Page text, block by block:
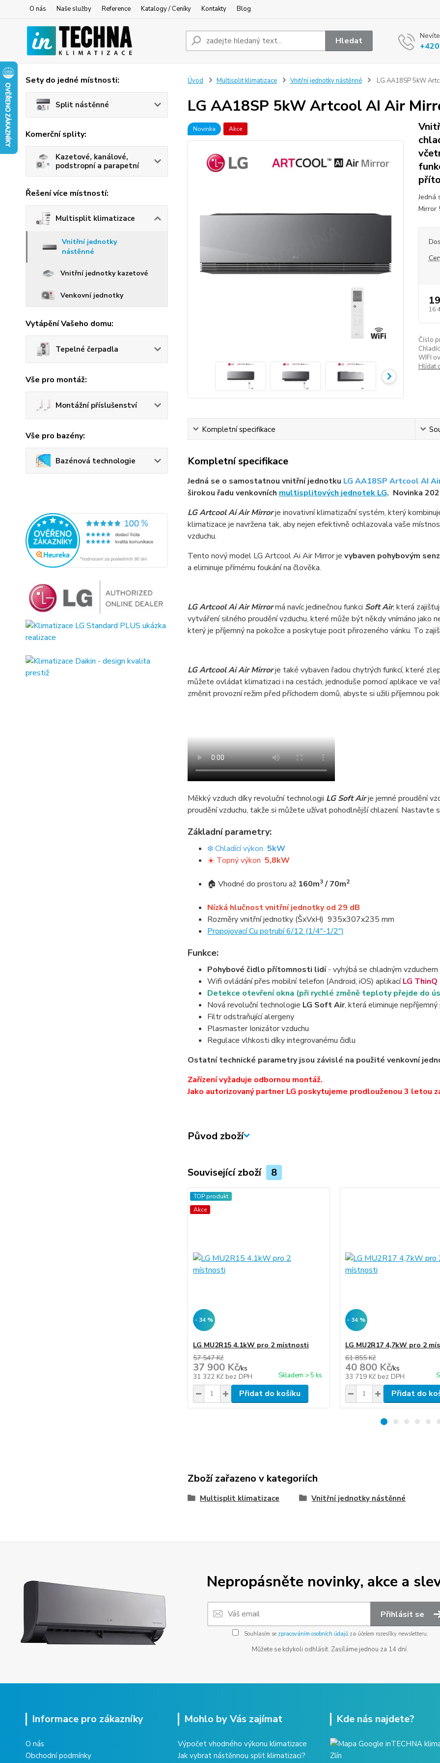
O nás Naše služby Reference Katalogy / Ceníky Kontakty Blog
Hledat
Sety do jedné místnosti:
Split nástěnné
Komerční splity:
Kazetové, kanálové,
podstropní a parapetní
Řešení více místností:
Multisplit klimatizace
Vnitřní jednotky
nástěnné
Vnitřní jednotky kazetové
Venkovní jednotky
Vytápění Vašeho domu:
Tepelné čerpadla
Vše pro montáž:
Montážní příslušenství
Vše pro bazény:
Bazénová technologie
Úvod Multisplit klimatizace Vnitřní jednotky nástěnné LG AA18SP 5kW
LG AA18SP 5kW Artcool AI Air
Novinka Akce
Jedná
Mirror
16
Číslo
WIFI
Hlídat
Kompletní specifikace
Kompletní specifikace
Jedná se o samostatnou vnitřní jednotku LG AA18SP Artcool AI
širokou řadu venkovních multisplitových jednotek LG. Novinka
LG Artcool Ai Air Mirrorje inovativní klimatizační systém, který
klimatizace je navržena tak, aby nejen efektivně ochlazovala vaše
vzduchu.
Tento nový model LG Artcool Ai Air Mirror je vybaven pohybovým
a eliminuje přímému foukání na člověka.
LG Artcool Ai Air Mirrormá navíc jedinečnou funkci Soft Air, která
vytváření silného proudění vzduchu, které může být někdy vnímáno jako
který je příjemný na pokožce a poskytuje pocit přirozeného vánku. To
LG Artcool Ai Air Mirrorje také vybaven řadou chytrých funkcí, které
můžete ovládat klimatizaci i na cestách, jednoduše pomocí aplikace ve
změnit provozní režim před příchodem domů, abyste si užili příjemnou
Měkký vzduch díky revoluční technologii LG Soft Airje jemné proudění
proudění vzduchu, takže si můžete užívat pohodlnější chlazení.
Základní parametry:
❄️ Chladící výkon 5kW
☀️ Topný výkon 5,8kW
🏠 Vhodné do prostoru až 160m3/ 70m2
Nízká hlučnost vnitřní jednotky od 29 dB
Rozměry vnitřní jednotky (ŠxVxH) 935x307x235 mm
Propojovací Cu potrubí 6/12 (1/4"-1/2")
Funkce:
Pohybové čidlo přítomnosti lidí- vyhýbá se chladným
Wifi ovládání přes mobilní telefon (Android, iOS) aplikacíLG ThinQ
Detekce otevření okna (při rychlé změně teploty přejde do
Nová revoluční technologie LG Soft Air, která eliminuje nepříjemný
Filtr odstraňující alergeny
Plasmaster Ionizátor vzduchu
Regulace vlhkosti díky integrovanému čidlu
Ostatní technické parametry jsou závislé na použité venkovní
Zařízení vyžaduje odbornou montáž.
Jako autorizovaný partner LG poskytujeme prodlouženou 3 letou
Původ zboží
Související zboží 8
TOP produkt
Akce
- 34 %
LG MU2R15 4.1kW pro 2 místnosti
57 547 Kč
37 900 Kč/ks
31 322 Kč bez DPH Skladem > 5 ks
Přidat do košíku
- 34 %
LG MU2R17 4,7kW pro 2
61 855 Kč
40 800 Kč/ks
33 719 Kč bez DPH
Přidat do
Zboží zařazeno v kategoriích
Multisplit klimatizace Vnitřní jednotky nástěnné
Nepropásněte novinky, akce a
Přihlásit se
Souhlasím se zpracováním osobních údajůza účelem rozesílky newsletteru.
Můžete se kdykoli odhlásit. Zasíláme jednou za 14 dní.
Informace pro zákazníky
O nás
Obchodní podmínky
Mohlo by Vás zajímat
Výpočet vhodného výkonu klimatizace
Jak vybrat nástěnnou split klimatizaci?
Kde nás najdete?